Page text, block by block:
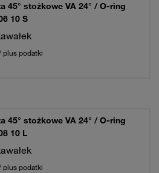
45° stożkowe VA 24° / O-ring
10 S
plus podatki
45° stożkowe VA 24° / O-ring
10 L
plus podatki